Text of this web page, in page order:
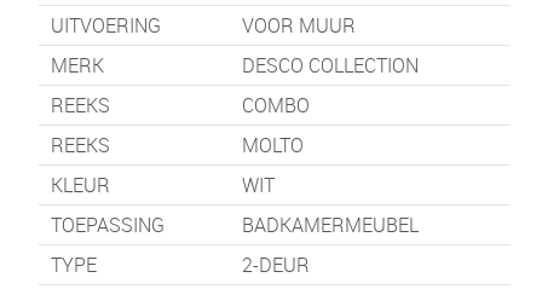
UITVOERING
VOOR MUUR
MERK
DESCO COLLECTION
REEKS
COMBO
REEKS
MOLTO
KLEUR
WIT
TOEPASSING
BADKAMERMEUBEL
TYPE
2-DEUR